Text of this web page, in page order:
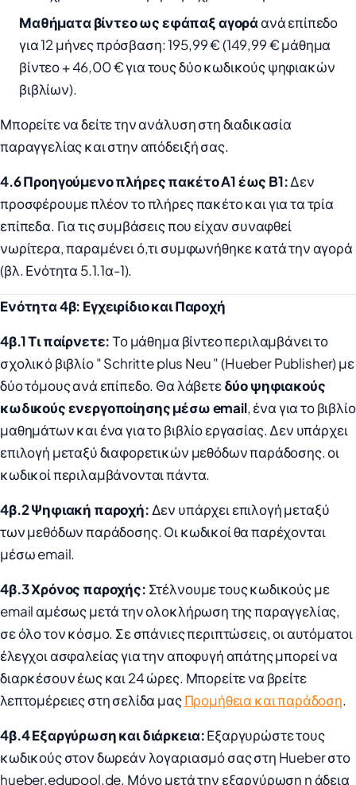
Μαθήματα βίντεο ως εφάπαξ αγοράανά επίπεδο
για 12 μήνες πρόσβαση: 195,99 € (149,99 € μάθημα
βίντεο + 46,00 € για τους δύο κωδικούς ψηφιακών
βιβλίων).
Μπορείτε να δείτε την ανάλυση στη διαδικασία
παραγγελίας και στην απόδειξή σας.
4.6 Προηγούμενο πλήρες πακέτο A1 έως B1:Δεν
προσφέρουμε πλέον το πλήρες πακέτο και για τα τρία
επίπεδα. Για τις συμβάσεις που είχαν συναφθεί
νωρίτερα, παραμένει ό,τι συμφωνήθηκε κατά την αγορά
(βλ. Ενότητα 5.1.1α-1).
Ενότητα 4β: Εγχειρίδιο και Παροχή
4β.1 Τι παίρνετε:Το μάθημα βίντεο περιλαμβάνει το
σχολικό βιβλίο " Schritte plus Neu " (Hueber Publisher) με
δύο τόμους ανά επίπεδο. Θα λάβετεδύο ψηφιακούς
κωδικούς ενεργοποίησης μέσω email, ένα για το βιβλίο
μαθημάτων και ένα για το βιβλίο εργασίας. Δεν υπάρχει
επιλογή μεταξύ διαφορετικών μεθόδων παράδοσης. οι
κωδικοί περιλαμβάνονται πάντα.
4β.2 Ψηφιακή παροχή: Δεν υπάρχει επιλογή μεταξύ
των μεθόδων παράδοσης. Οι κωδικοί θα παρέχονται
μέσω email.
4β.3 Χρόνος παροχής: Στέλνουμε τους κωδικούς με
email αμέσως μετά την ολοκλήρωση της παραγγελίας,
σε όλο τον κόσμο. Σε σπάνιες περιπτώσεις, οι αυτόματοι
έλεγχοι ασφαλείας για την αποφυγή απάτης μπορεί να
διαρκέσουν έως και 24 ώρες. Μπορείτε να βρείτε
λεπτομέρειες στη σελίδα μαςΠρομήθεια και παράδοση.
4β.4 Εξαργύρωση και διάρκεια:Εξαργυρώστε τους
κωδικούς στον δωρεάν λογαριασμό σας στη Hueber στο
hueber.edupool.de. Μόνο μετά την εξαργύρωση η άδεια